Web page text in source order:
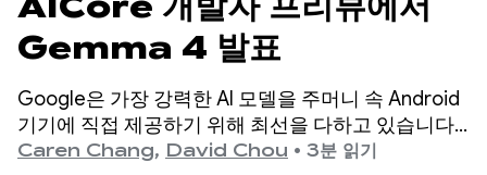
Gemma 4 발표
Google은 가장 강력한 AI 모델을 주머니 속 Android
기기에 직접 제공하기 위해 최선을 다하고 있습니다.
오늘 Google은 최신 최첨단 오픈 모델인 Gemma 4
Caren Chang, David Chou • 3분 읽기